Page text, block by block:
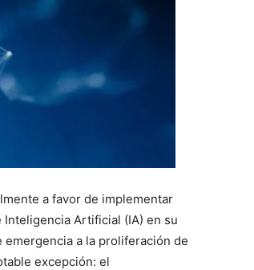
a favor de implementar
Artificial (IA) en su
a la proliferación de
excepción: el